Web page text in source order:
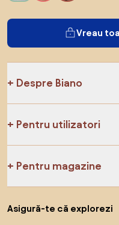
Vreau
Despre Biano
Pentru utilizatori
Pentru magazine
Asigură-te că explorezi